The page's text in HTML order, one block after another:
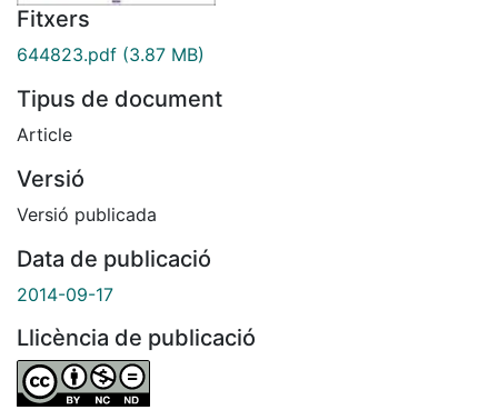
Fitxers
644823.pdf (3.87 MB)
Tipus de document
Article
Versió
Versió publicada
Data de publicació
2014-09-17
Llicència de publicació